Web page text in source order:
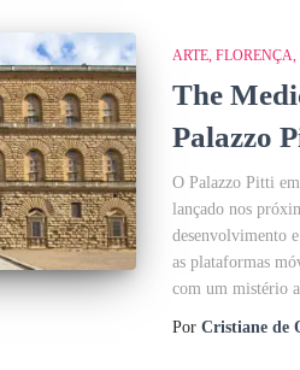
ARTE FLORENÇA
The
Palazzo
O Palazzo Pitti
lançado nos
desenvolvimento
as plataformas
com um mistério
Por Cristiane de